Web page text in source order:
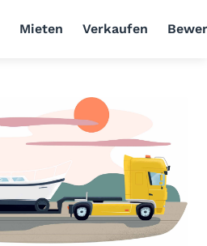
Mieten Verkaufen